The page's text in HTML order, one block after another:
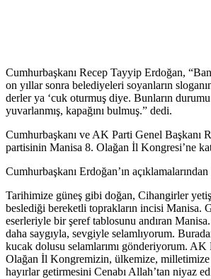
Cumhurbaşkanı Recep Tayyip Erdoğan,
on yıllar sonra belediyeleri soyanların
derler ya ‘cuk oturmuş diye. Bunların
yuvarlanmış, kapağını bulmuş.” dedi.
Cumhurbaşkanı ve AK Parti Genel Başkanı
partisinin Manisa 8. Olağan İl Kongresi’ne
Cumhurbaşkanı Erdoğan’ın
Tarihimize güneş gibi doğan, Cihangirler
beslediği bereketli toprakların incisi Manisa.
eserleriyle bir şeref tablosunu andıran
daha saygıyla, sevgiyle selamlıyorum.
kucak dolusu selamlarımı gönderiyorum. AK
Olağan İl Kongremizin, ülkemize,
hayırlar getirmesini Cenabı Allah’tan niyaz